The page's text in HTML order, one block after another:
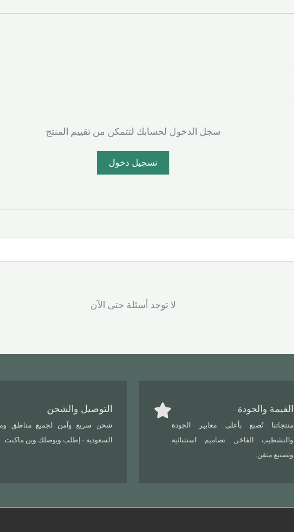
سجل الدخول لحسابك لتتمكن من تقييم المنتج
تسجيل دخول
لا توجد أسئلة حتى الآن
القيمة والجودة
منتجاتنا تُصنع بأعلى معايير الجودة
والتشطيب الفاخر, تصاميم استثنائية
وتصنيع متقن.
التوصيل والشحن
شحن سريع وآمن لجميع مناطق
السعودية - إطلب ويوصلك وين ماكنت.